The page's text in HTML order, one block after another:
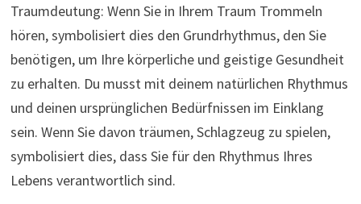
Traumdeutung: Wenn Sie in Ihrem Traum Trommeln
hören, symbolisiert dies den Grundrhythmus, den Sie
benötigen, um Ihre körperliche und geistige Gesundheit
zu erhalten. Du musst mit deinem natürlichen Rhythmus
und deinen ursprünglichen Bedürfnissen im Einklang
sein. Wenn Sie davon träumen, Schlagzeug zu spielen,
symbolisiert dies, dass Sie für den Rhythmus Ihres
Lebens verantwortlich sind.